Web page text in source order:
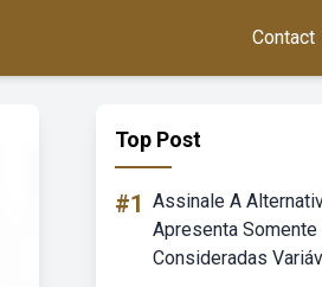
Contact
Top Post
#1 Assinale A
Apresenta
Consideradas